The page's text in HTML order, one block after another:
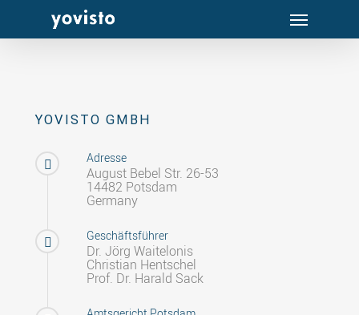
Menu
YOVISTO GMBH
Adresse
August Bebel Str. 26-53
14482 Potsdam
Germany
Geschäftsführer
Dr. Jörg Waitelonis
Christian Hentschel
Prof. Dr. Harald Sack